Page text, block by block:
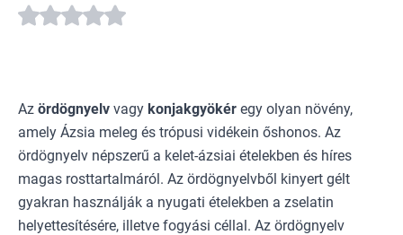
Az ördögnyelv vagy konjakgyökér egy olyan növény,
amely Ázsia meleg és trópusi vidékein őshonos. Az
ördögnyelv népszerű a kelet-ázsiai ételekben és híres
magas rosttartalmáról. Az ördögnyelvből kinyert gélt
gyakran használják a nyugati ételekben a zselatin
helyettesítésére, illetve fogyási céllal. Az ördögnyelv